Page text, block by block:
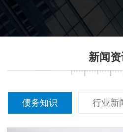
用标准也体现了讨债公司的诚
信度。
新闻
债务知识 行业新